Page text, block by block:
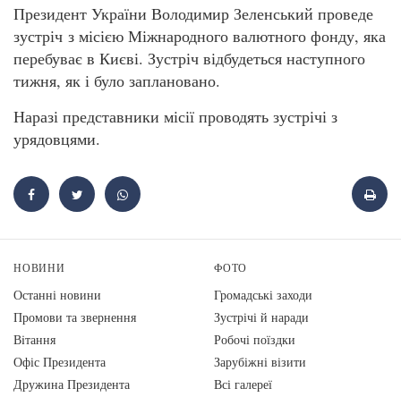
Президент України Володимир Зеленський проведе
зустріч з місією Міжнародного валютного фонду, яка
перебуває в Києві. Зустріч відбудеться наступного
тижня, як і було заплановано.
Наразі представники місії проводять зустрічі з
урядовцями.
НОВИНИ
Останні новини
Промови та звернення
Вiтання
Офіс Президента
Дружина Президента
ФОТО
Громадські заходи
Зустрічі й наради
Робочі поїздки
Зарубіжні візити
Всі галереї